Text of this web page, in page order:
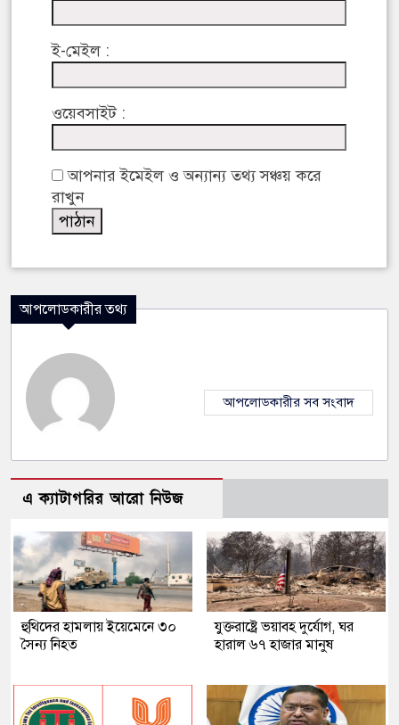
ই-মেইল :
ওয়েবসাইট :
আপনার ইমেইল ও অন্যান্য তথ্য সঞ্চয় করে
রাখুন
আপলোডকারীর তথ্য
আপলোডকারীর সব সংবাদ
এ ক্যাটাগরির আরো নিউজ
হুথিদের হামলায় ইয়েমেনে ৩০
সৈন্য নিহত
যুক্তরাষ্ট্রে ভয়াবহ দুর্যোগ, ঘর
হারাল ৬৭ হাজার মানুষ